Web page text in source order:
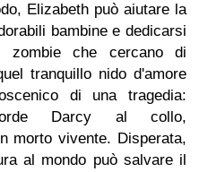
Elizabeth può aiutare la
bambine e dedicarsi
zombie che cercano di
tranquillo nido d'amore
di una tragedia:
Darcy al collo,
morto vivente. Disperata,
al mondo può salvare il